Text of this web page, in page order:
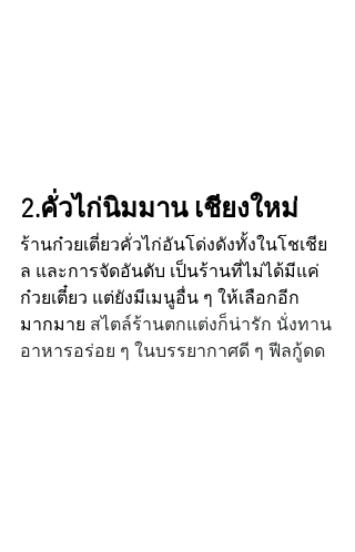
2.คั่วไก่นิมมาน เชียงใหม่
ร้านก๋วยเตี่ยวคั่วไก่อันโด่งดังทั้งในโชเชีย
ล และการจัดอันดับ เป็นร้านที่ไม่ได้มีแค่
ก๋วยเตี๋ยว แต่ยังมีเมนูอื่น ๆ ให้เลือกอีก
มากมาย สไตล์ร้านตกแต่งก็น่ารัก นั่งทาน
อาหารอร่อย ๆ ในบรรยากาศดี ๆ ฟีลกู้ดด